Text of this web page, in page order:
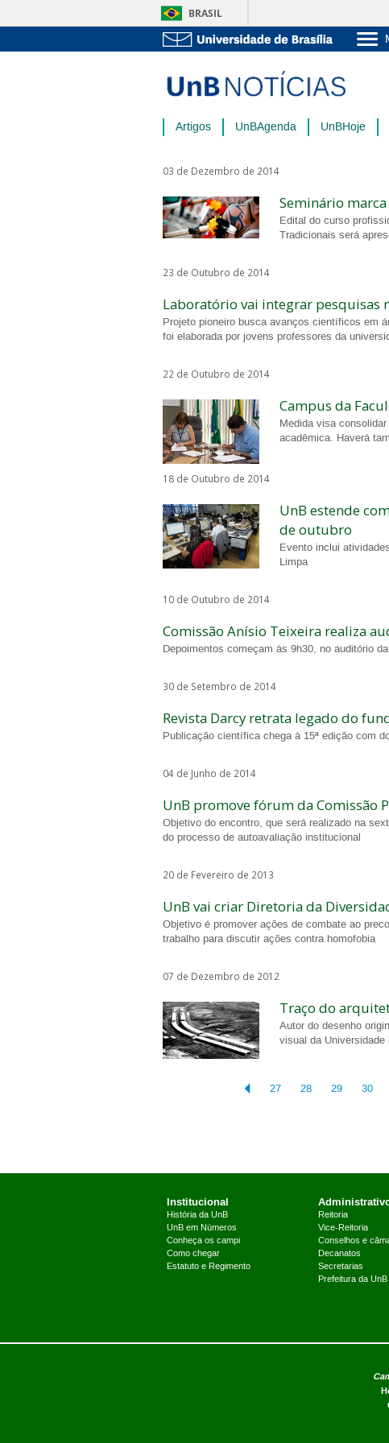
BRASIL
Pós-
Artigos UnBAgenda UnBHoje
03 de Dezembro de 2014
Seminário
Edital do curso
Tradicionais será
23 de Outubro de 2014
Laboratório vai integrar pesquisas
Projeto pioneiro busca avanços científicos em
foi elaborada por jovens professores da
22 de Outubro de 2014
Campus da
Medida visa
acadêmica. Haverá
18 de Outubro de 2014
UnB estende
de outubro
Evento inclui
Limpa
10 de Outubro de 2014
Comissão Anísio Teixeira realiza
Depoimentos começam às 9h30, no auditório
30 de Setembro de 2014
Revista Darcy retrata legado do
Publicação científica chega à 15ª edição com
04 de Junho de 2014
UnB promove fórum da Comissão
Objetivo do encontro, que será realizado na
do processo de autoavaliação institucional
20 de Fevereiro de 2013
UnB vai criar Diretoria da
Objetivo é promover ações de combate ao
trabalho para discutir ações contra homofobia
07 de Dezembro de 2012
Traço do
Autor do desenho
visual da
27 28 29 30
Institucional
História da UnB
UnB em Números
Conheça os campi
Como chegar
Estatuto e Regimento
Reitoria
Vice-Reitoria
Conselhos e
Decanatos
Secretarias
Prefeitura da UnB